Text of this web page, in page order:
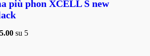
più phon XCELL S new
5.00 su 5